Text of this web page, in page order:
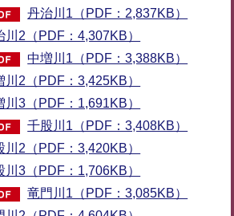
丹治川1（PDF：2,837KB）
川2（PDF：4,307KB）
中増川1（PDF：3,388KB）
川2（PDF：3,425KB）
川3（PDF：1,691KB）
千股川1（PDF：3,408KB）
川2（PDF：3,420KB）
川3（PDF：1,706KB）
竜門川1（PDF：3,085KB）